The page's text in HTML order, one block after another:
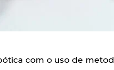
com o uso de